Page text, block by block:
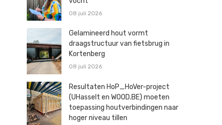
08 juli 2026
Gelamineerd hout vormt
draagstructuur van fietsbrug in
Kortenberg
08 juli 2026
Resultaten HoP_HoVer-project
(UHasselt en WOOD.BE) moeten
toepassing houtverbindingen naar
hoger niveau tillen